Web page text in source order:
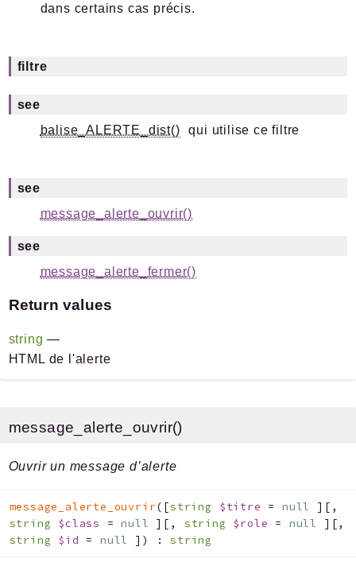
dans certains cas précis.
filtre
see
balise_ALERTE_dist()
qui utilise ce filtre
see
message_alerte_ouvrir()
see
message_alerte_fermer()
Return values
string —
HTML de l'alerte
message_alerte_ouvrir()
Ouvrir un message d’alerte
message_alerte_ouvrir( [string $titre = null ] [ ,
string $class =null ] [ , string $role = null ] [,
string $id =null ] ) :string